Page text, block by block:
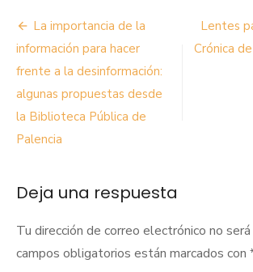
Navegación
de
entradas
La importancia de la
información para hacer
frente a la desinformación:
algunas propuestas desde
la Biblioteca Pública de
Palencia
Lentes
Crónica
Deja una respuesta
Tu dirección de correo electrónico no será
campos obligatorios están marcados con